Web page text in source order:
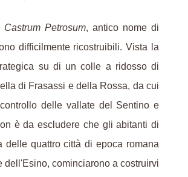
Castrum Petrosum, antico nome di
difficilmente ricostruibili. Vista la
su di un colle a ridosso di
di Frasassi e della Rossa, da cui
delle vallate del Sentino e
è da escludere che gli abitanti di
delle quattro città di epoca romana
dell'Esino, cominciarono a costruirvi